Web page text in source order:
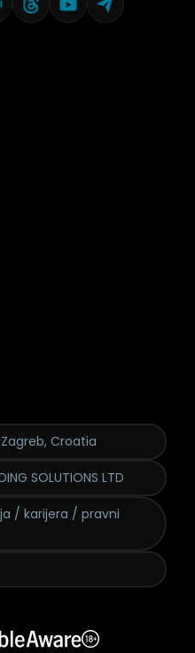
Croatia
SOLUTIONS LTD
/ karijera / pravni